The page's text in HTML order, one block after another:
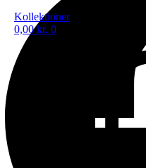
Kollektioner
0,00kr. 0